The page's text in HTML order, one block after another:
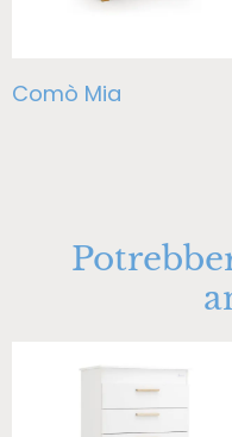
Comò Mia